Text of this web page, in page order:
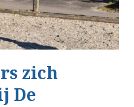
zich
De